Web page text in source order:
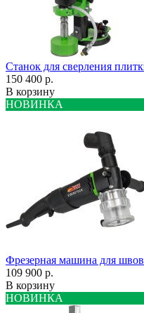
Станок для сверления
150 400 р.
В корзину
НОВИНКА
Фрезерная машина для
109 900 р.
В корзину
НОВИНКА